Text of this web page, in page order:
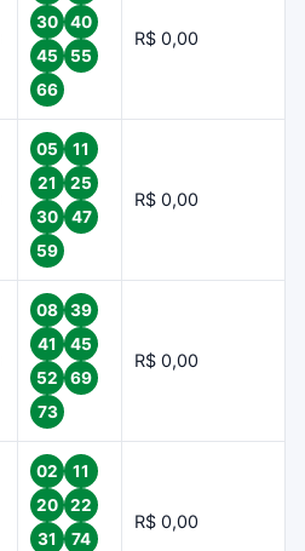
30
40
45
55
66
R$ 0,00
05
11
21
25
30
47
59
R$ 0,00
08
39
41
45
52
69
73
R$ 0,00
02
11
20
22
31
74
R$ 0,00